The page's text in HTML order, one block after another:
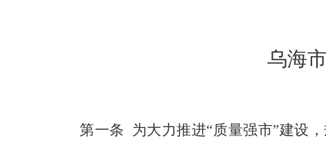
乌海
第一条 为大力推进“质量强市”建设